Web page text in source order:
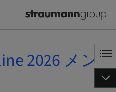
2026 メン